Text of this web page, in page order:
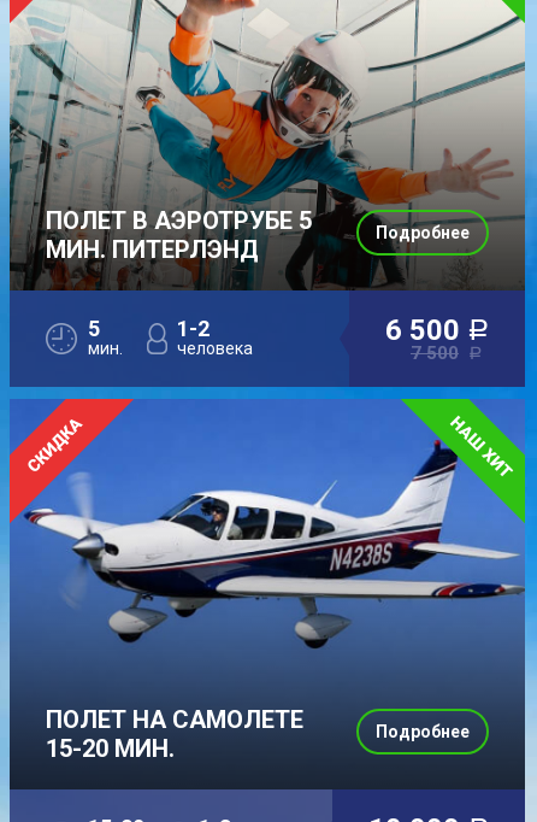
ПОЛЕТ В АЭРОТРУБЕ 5
МИН. ПИТЕРЛЭНД
5
мин.
1-2
человека
6 500 a
7 500 a
Подробнее
ПОЛЕТ НА САМОЛЕТЕ
15-20 МИН.
Подробнее